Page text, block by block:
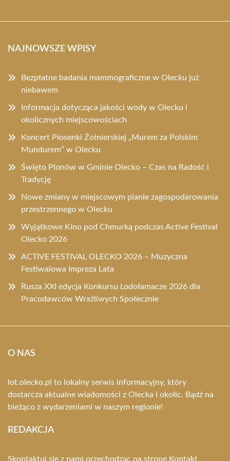
NAJNOWSZE WPISY
Bezpłatne badania mammograficzne w Olecku już
niebawem
Informacja dotycząca jakości wody w Olecku i
okolicznych miejscowościach
Koncert Piosenki Żołnierskiej „Murem za Polskim
Mundurem” w Olecku
Święto Plonów w Gminie Olecko – Czas na Radość i
Tradycję
Nowe zmiany w miejscowym planie zagospodarowania
przestrzennego w Olecku
Wyjątkowe Kino pod Chmurką podczas Active Festival
Olecko 2026
ACTIVE FESTIVAL OLECKO 2026 – Muzyczna
Festiwalowa Impreza Lata
Rusza XXI edycja Konkursu Lodołamacze 2026 dla
Pracodawców Wrażliwych Społecznie
O NAS
lot.olecko.pl to lokalny serwis informacyjny, który
dostarcza aktualne wiadomości z Olecka i okolic. Bądź na
bieżąco z wydarzeniami w naszym regionie!
REDAKCJA
Skontaktuj się z nami przechodząc na stronę Kontakt